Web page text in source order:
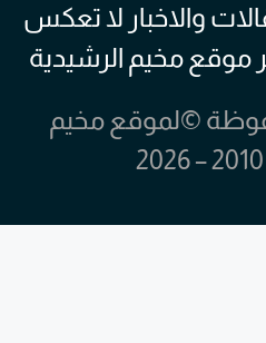
والاخبار لا تعكس
مخيم الرشيدية
©لموقع مخيم